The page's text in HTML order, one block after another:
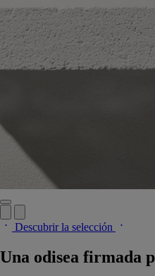
Descubrir la selección
Una odisea firmada